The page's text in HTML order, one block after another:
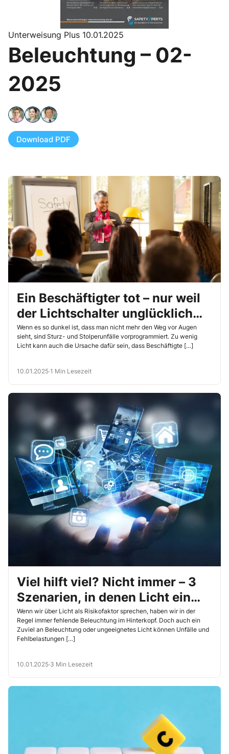
Unterweisung Plus 10.01.2025
Beleuchtung – 02-
2025
Download PDF
Ein Beschäftigter tot – nur weil
der Lichtschalter unglücklich
positioniert war
Wenn es so dunkel ist, dass man nicht mehr den Weg vor Augen
sieht, sind Sturz- und Stolperunfälle vorprogrammiert. Zu wenig
Licht kann auch die Ursache dafür sein, dass Beschäftigte […]
10.01.2025·1 Min Lesezeit
Viel hilft viel? Nicht immer – 3
Szenarien, in denen Licht ein
echtes Risiko darstellt
Wenn wir über Licht als Risikofaktor sprechen, haben wir in der
Regel immer fehlende Beleuchtung im Hinterkopf. Doch auch ein
Zuviel an Beleuchtung oder ungeeignetes Licht können Unfälle und
Fehlbelastungen […]
10.01.2025·3 Min Lesezeit